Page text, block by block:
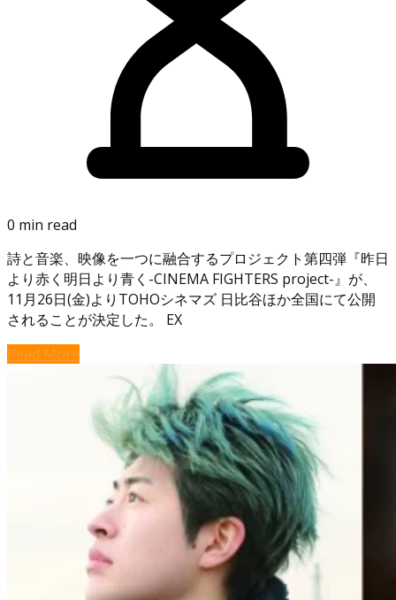
0 min read
詩と音楽、映像を一つに融合するプロジェクト第四弾『昨日
より赤く明日より青く-CINEMA FIGHTERS project-』が、
11月26日(金)よりTOHOシネマズ 日比谷ほか全国にて公開
されることが決定した。 EX
Read More